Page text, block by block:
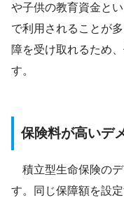
や子供の教育資金と
で利用されることが
障を受け取れるため
す。
保険料が高いデ
積立型生命保険の
す。同じ保障額を設